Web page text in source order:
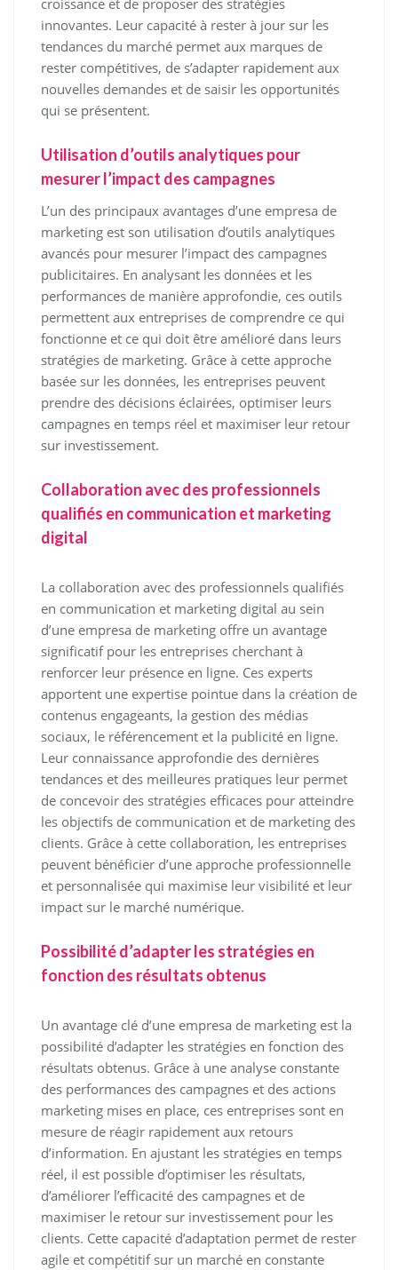
croissance et de proposer des stratégies
innovantes. Leur capacité à rester à jour sur les
tendances du marché permet aux marques de
rester compétitives, de s’adapter rapidement aux
nouvelles demandes et de saisir les opportunités
qui se présentent.
Utilisation d’outils analytiques pour
mesurer l’impact des campagnes
L’un des principaux avantages d’une empresa de
marketing est son utilisation d’outils analytiques
avancés pour mesurer l’impact des campagnes
publicitaires. En analysant les données et les
performances de manière approfondie, ces outils
permettent aux entreprises de comprendre ce qui
fonctionne et ce qui doit être amélioré dans leurs
stratégies de marketing. Grâce à cette approche
basée sur les données, les entreprises peuvent
prendre des décisions éclairées, optimiser leurs
campagnes en temps réel et maximiser leur retour
sur investissement.
Collaboration avec des professionnels
qualifiés en communication et marketing
digital
La collaboration avec des professionnels qualifiés
en communication et marketing digital au sein
d’une empresa de marketing offre un avantage
significatif pour les entreprises cherchant à
renforcer leur présence en ligne. Ces experts
apportent une expertise pointue dans la création de
contenus engageants, la gestion des médias
sociaux, le référencement et la publicité en ligne.
Leur connaissance approfondie des dernières
tendances et des meilleures pratiques leur permet
de concevoir des stratégies efficaces pour atteindre
les objectifs de communication et de marketing des
clients. Grâce à cette collaboration, les entreprises
peuvent bénéficier d’une approche professionnelle
et personnalisée qui maximise leur visibilité et leur
impact sur le marché numérique.
Possibilité d’adapter les stratégies en
fonction des résultats obtenus
Un avantage clé d’une empresa de marketing est la
possibilité d’adapter les stratégies en fonction des
résultats obtenus. Grâce à une analyse constante
des performances des campagnes et des actions
marketing mises en place, ces entreprises sont en
mesure de réagir rapidement aux retours
d’information. En ajustant les stratégies en temps
réel, il est possible d’optimiser les résultats,
d’améliorer l’efficacité des campagnes et de
maximiser le retour sur investissement pour les
clients. Cette capacité d’adaptation permet de rester
agile et compétitif sur un marché en constante